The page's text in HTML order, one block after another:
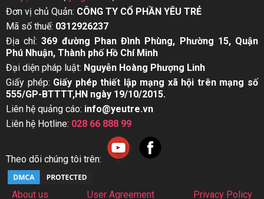
Đơn vị chủ Quản: CÔNG TY CỔ PHẦN YÊU TRẺ
Mã số thuế: 0312926237
Địa chỉ:369 đường Phan Đình Phùng, Phường 15, Quận
Phú Nhuận, Thành phố Hồ Chí Minh
Đại diện pháp luật: Nguyễn Hoàng Phượng Linh
Giấy phép: Giấy phép thiết lập mạng xã hội trên mạng số
555/GP-BTTTT,HN ngày 19/10/2015.
Liên hệ quảng cáo: info@yeutre.vn
Liên hệ Hotline: 028 66 888 99
Theo dõi chúng tôi trên:
About us User Agreement Privacy Policy